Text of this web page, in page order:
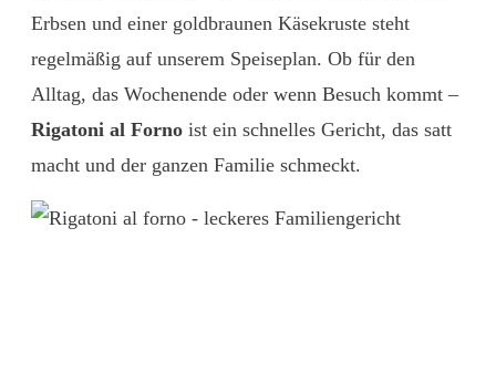
Erbsen und einer goldbraunen Käsekruste steht
regelmäßig auf unserem Speiseplan. Ob für den
Alltag, das Wochenende oder wenn Besuch kommt –
Rigatoni al Forno ist ein schnelles Gericht, das satt
macht und der ganzen Familie schmeckt.